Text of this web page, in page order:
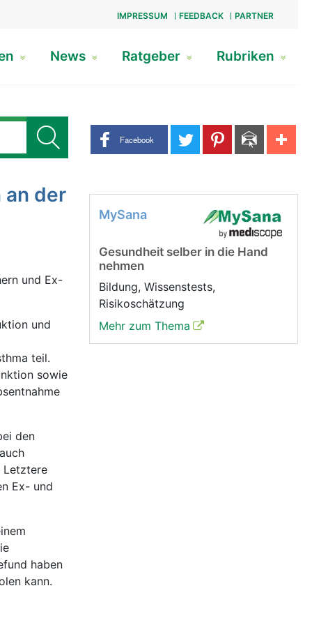
IMPRESSUM FEEDBACK PARTNER
News Ratgeber Rubriken
Share buttons
Facebook
an der
und Ex-
und
teil.
sowie
den
Letztere
Ex- und
haben
kann.
MySana
Gesundheit selber in die Hand
nehmen
Bildung, Wissenstests,
Risikoschätzung
Mehr zum Thema